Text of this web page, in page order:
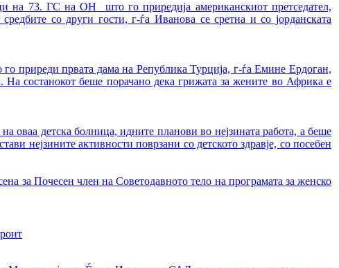
на 73. ГС на ОН што го приредија американскиот претседател,
со други гости, г-ѓа Иванова се сретна и со јорданската
приреди првата дама на Република Турција, г-ѓа Емине Ердоган,
состанокот беше порачано дека грижата за жените во Африка е
оваа детска болница, идните планови во нејзината работа, а беше
нејзините активности поврзани со детското здравје, со посебен
за Почесен член на Советодавното тело на програмата за женско